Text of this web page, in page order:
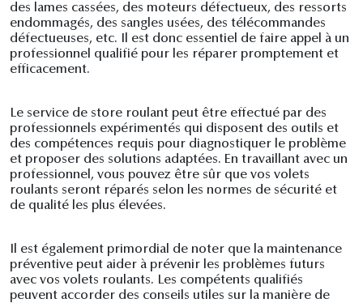
des lames cassées, des moteurs défectueux, des ressorts
endommagés, des sangles usées, des télécommandes
défectueuses, etc. Il est donc essentiel de faire appel à un
professionnel qualifié pour les réparer promptement et
efficacement.
Le service de store roulant peut être effectué par des
professionnels expérimentés qui disposent des outils et
des compétences requis pour diagnostiquer le problème
et proposer des solutions adaptées. En travaillant avec un
professionnel, vous pouvez être sûr que vos volets
roulants seront réparés selon les normes de sécurité et
de qualité les plus élevées.
Il est également primordial de noter que la maintenance
préventive peut aider à prévenir les problèmes futurs
avec vos volets roulants. Les compétents qualifiés
peuvent accorder des conseils utiles sur la manière de